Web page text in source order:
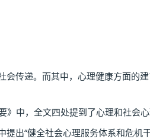
传递。而其中，心理健康方面的
中，全文四处提到了心理和社会心
出“健全社会心理服务体系和危机干